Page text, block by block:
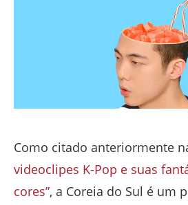
Como citado anteriormente
videoclipes K-Pop e suas
cores”, a Coreia do Sul é um